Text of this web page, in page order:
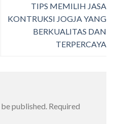
TIPS MEMILIH JASA
KONTRUKSI JOGJA YANG
BERKUALITAS DAN
TERPERCAYA
published. Required